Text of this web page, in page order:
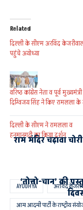
Related
दिल्ली के सीएम अरविंद
पहुंचे अयोध्या
वरिष्ठ कांग्रेस नेता व पूर्व मुख्यमंत्री
दिग्विजय सिंह ने किए रामलला के
दिल्ली के सीएम ने रामलला व
हनुमानगढ़ी का किया दर्शन
AYODHYA अरविंद
आम आदमी पार्टी के राष्ट्रीय
राम मंदिर चढ़ावा
‘तोत्तो-चान’ की